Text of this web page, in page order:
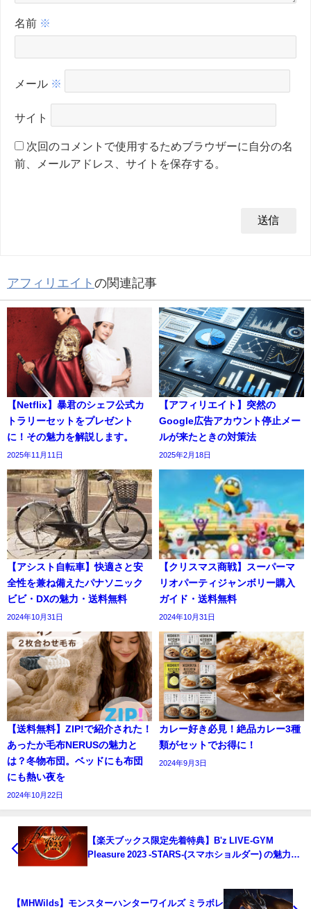
名前 ※
メール ※
サイト
次回のコメントで使用するためブラウザーに自分の名
前、メールアドレス、サイトを保存する。
アフィリエイト の関連記事
【Netflix】暴君のシェフ公式カ
トラリーセットをプレゼント
に！その魅力を解説します。
2025年11月11日
【アフィリエイト】突然の
Google広告アカウント停止メー
ルが来たときの対策法
2025年2月18日
【アシスト自転車】快適さと安
全性を兼ね備えたパナソニック
ビビ・DXの魅力・送料無料
2024年10月31日
【クリスマス商戦】スーパーマ
リオパーティジャンボリー購入
ガイド・送料無料
2024年10月31日
【送料無料】ZIP!で紹介された！
あったか毛布NERUSの魅力と
は？冬物布団。ベッドにも布団
にも熱い夜を
2024年10月22日
カレー好き必見！絶品カレー3種
類がセットでお得に！
2024年9月3日
【楽天ブックス限定先着特典】B'z LIVE-GYM
Pleasure 2023 -STARS-(スマホショルダー) の魅力と
【MHWilds】モンスターハンターワイルズ ミラボレ